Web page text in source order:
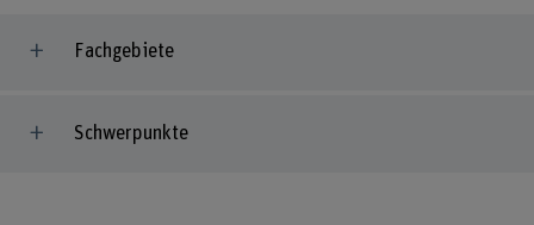
Fachgebiete
Schwerpunkte